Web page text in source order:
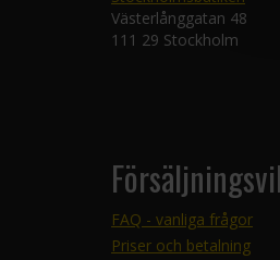
Västerlånggatan 48
111 29 Stockholm
FAQ - vanliga frågor
Priser och betalning